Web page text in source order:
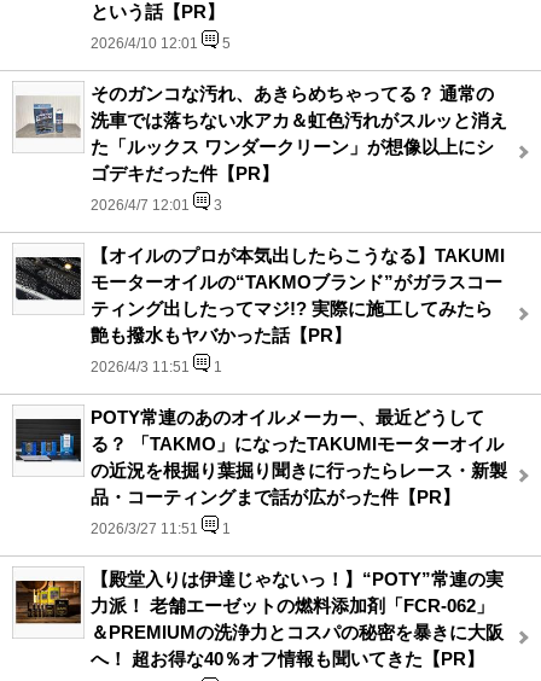
という話【PR】
2026/4/10 12:01 5
そのガンコな汚れ、あきらめちゃってる？ 通常の
洗車では落ちない水アカ＆虹色汚れがスルッと消え
た「ルックス ワンダークリーン」が想像以上にシ
ゴデキだった件【PR】
2026/4/7 12:01 3
【オイルのプロが本気出したらこうなる】TAKUMI
モーターオイルの“TAKMOブランド”がガラスコー
ティング出したってマジ!? 実際に施工してみたら
艶も撥水もヤバかった話【PR】
2026/4/3 11:51 1
POTY常連のあのオイルメーカー、最近どうして
る？ 「TAKMO」になったTAKUMIモーターオイル
の近況を根掘り葉掘り聞きに行ったらレース・新製
品・コーティングまで話が広がった件【PR】
2026/3/27 11:51 1
【殿堂入りは伊達じゃないっ！】“POTY”常連の実
力派！ 老舗エーゼットの燃料添加剤「FCR-062」
＆PREMIUMの洗浄力とコスパの秘密を暴きに大阪
へ！ 超お得な40％オフ情報も聞いてきた【PR】